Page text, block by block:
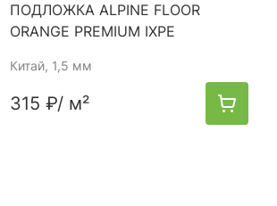
ПОДЛОЖКА ALPINE FLOOR
ORANGE PREMIUM IXPE
Китай, 1,5 мм
315 ₽/ м²